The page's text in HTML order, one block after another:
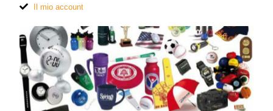
Il mio account